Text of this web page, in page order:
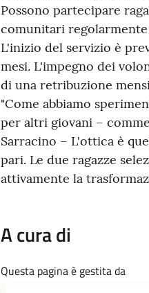
Possono partecipare
comunitari regolarmente
L'inizio del servizio è
mesi. L'impegno dei
di una retribuzione
"Come abbiamo
per altri giovani –
Sarracino – L'ottica è
pari. Le due ragazze
attivamente la
A cura di
Questa pagina è gestita da